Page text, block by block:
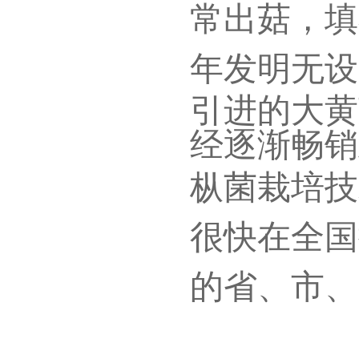
常出菇，
年发明无
引进的大
经逐渐畅
枞菌栽培
很快在全
的省、市